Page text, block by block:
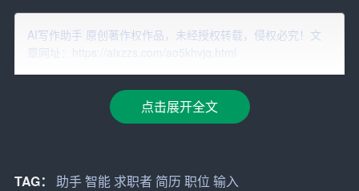
模板、梳理个人经历、调整格式等。而智能写作助手只需
输入文字，即可快速生成一份简历，大大提高了求职效
2. 全面覆盖各类职位
应对不同职位的求职需求，无需重复撰写简历。
AI写作助手 原创著作权作品，未经授权转载，侵权必究！文
章网址：https://aixzzs.com/ao5khvjq.html
点击展开全文
TAG： 助手智能 求职者 简历职位 输入